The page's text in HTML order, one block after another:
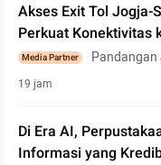
Akses Exit Tol Jogja-
Perkuat Konektivitas
Media Partner Pandangan
19 jam
Di Era AI,
Informasi yang